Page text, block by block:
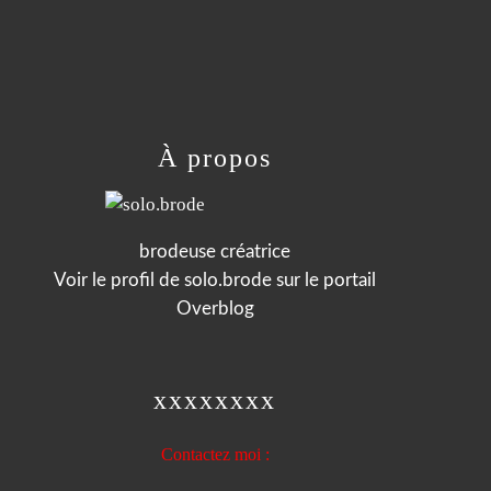
À propos
brodeuse créatrice
Voir le profil de solo.brode sur le portail
Overblog
xxxxxxxx
Contactez moi :